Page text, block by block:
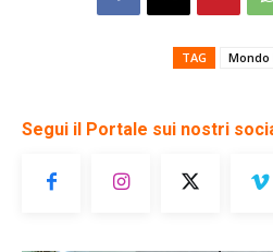
TAG Mondo
Segui il Portale sui nostri